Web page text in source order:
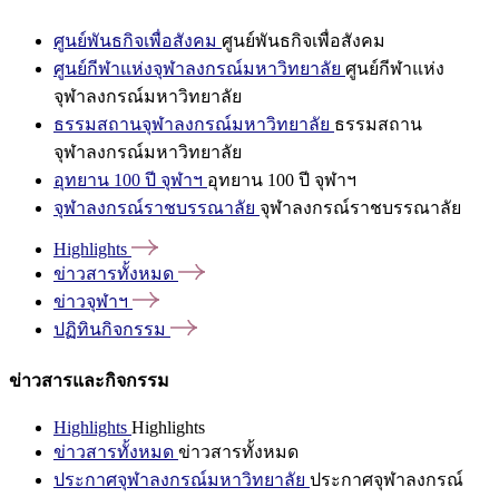
ศูนย์พันธกิจเพื่อสังคม ศูนย์พันธกิจเพื่อสังคม
ศูนย์กีฬาแห่งจุฬาลงกรณ์มหาวิทยาลัย ศูนย์กีฬาแห่ง
จุฬาลงกรณ์มหาวิทยาลัย
ธรรมสถานจุฬาลงกรณ์มหาวิทยาลัย ธรรมสถาน
จุฬาลงกรณ์มหาวิทยาลัย
อุทยาน 100 ปี จุฬาฯ อุทยาน 100 ปี จุฬาฯ
จุฬาลงกรณ์ราชบรรณาลัย จุฬาลงกรณ์ราชบรรณาลัย
Highlights
ข่าวสารทั้งหมด
ข่าวจุฬาฯ
ปฏิทินกิจกรรม
ข่าวสารและกิจกรรม
Highlights Highlights
ข่าวสารทั้งหมด ข่าวสารทั้งหมด
ประกาศจุฬาลงกรณ์มหาวิทยาลัย ประกาศจุฬาลงกรณ์